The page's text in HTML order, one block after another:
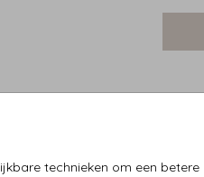
technieken om een betere